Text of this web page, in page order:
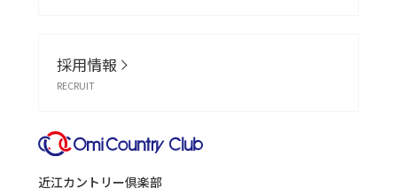
採用情報
RECRUIT
近江カントリー倶楽部